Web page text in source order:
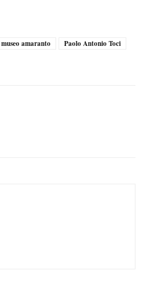
museo amaranto
Paolo Antonio Toci